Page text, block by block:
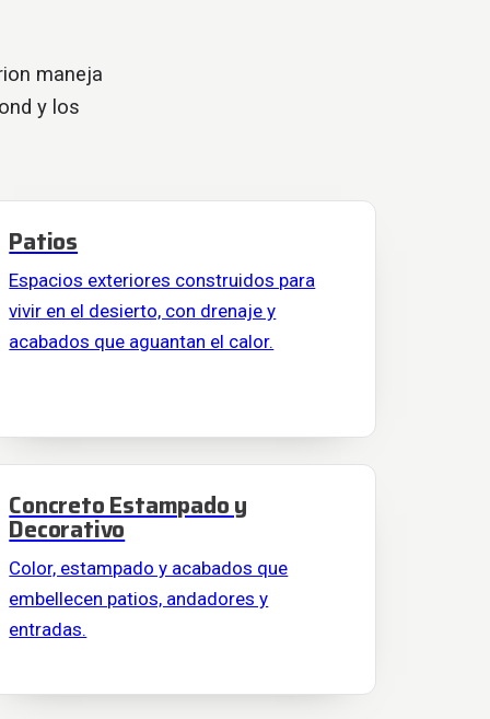
maneja
y los
Patios
Espacios exteriores construidos para
vivir en el desierto, con drenaje y
acabados que aguantan el calor.
Concreto Estampado y
Decorativo
Color, estampado y acabados que
embellecen patios, andadores y
entradas.